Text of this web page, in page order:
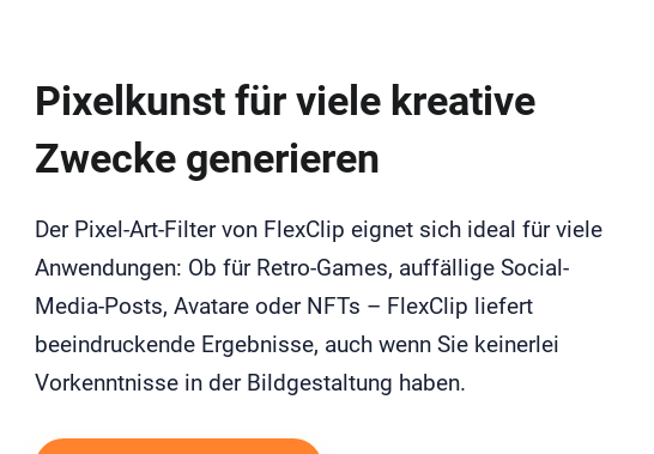
Pixelkunst für viele kreative
Zwecke generieren
Der Pixel-Art-Filter von FlexClip eignet sich ideal für viele
Anwendungen: Ob für Retro-Games, auffällige Social-
Media-Posts, Avatare oder NFTs – FlexClip liefert
beeindruckende Ergebnisse, auch wenn Sie keinerlei
Vorkenntnisse in der Bildgestaltung haben.